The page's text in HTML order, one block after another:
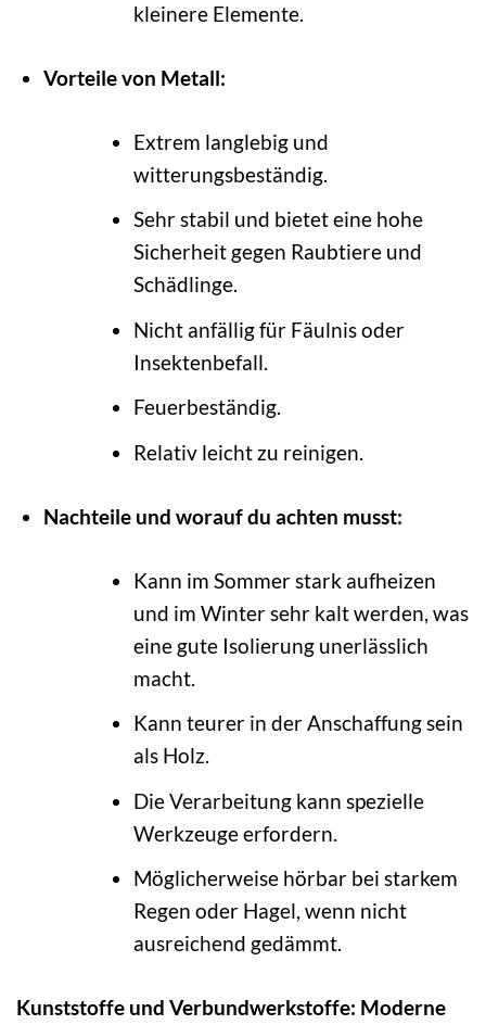
kleinere Elemente.
Vorteile von Metall:
Extrem langlebig und
witterungsbeständig.
Sehr stabil und bietet eine hohe
Sicherheit gegen Raubtiere und
Schädlinge.
Nicht anfällig für Fäulnis oder
Insektenbefall.
Feuerbeständig.
Relativ leicht zu reinigen.
Nachteile und worauf du achten musst:
Kann im Sommer stark aufheizen
und im Winter sehr kalt werden, was
eine gute Isolierung unerlässlich
macht.
Kann teurer in der Anschaffung sein
als Holz.
Die Verarbeitung kann spezielle
Werkzeuge erfordern.
Möglicherweise hörbar bei starkem
Regen oder Hagel, wenn nicht
ausreichend gedämmt.
Kunststoffe und Verbundwerkstoffe: Moderne